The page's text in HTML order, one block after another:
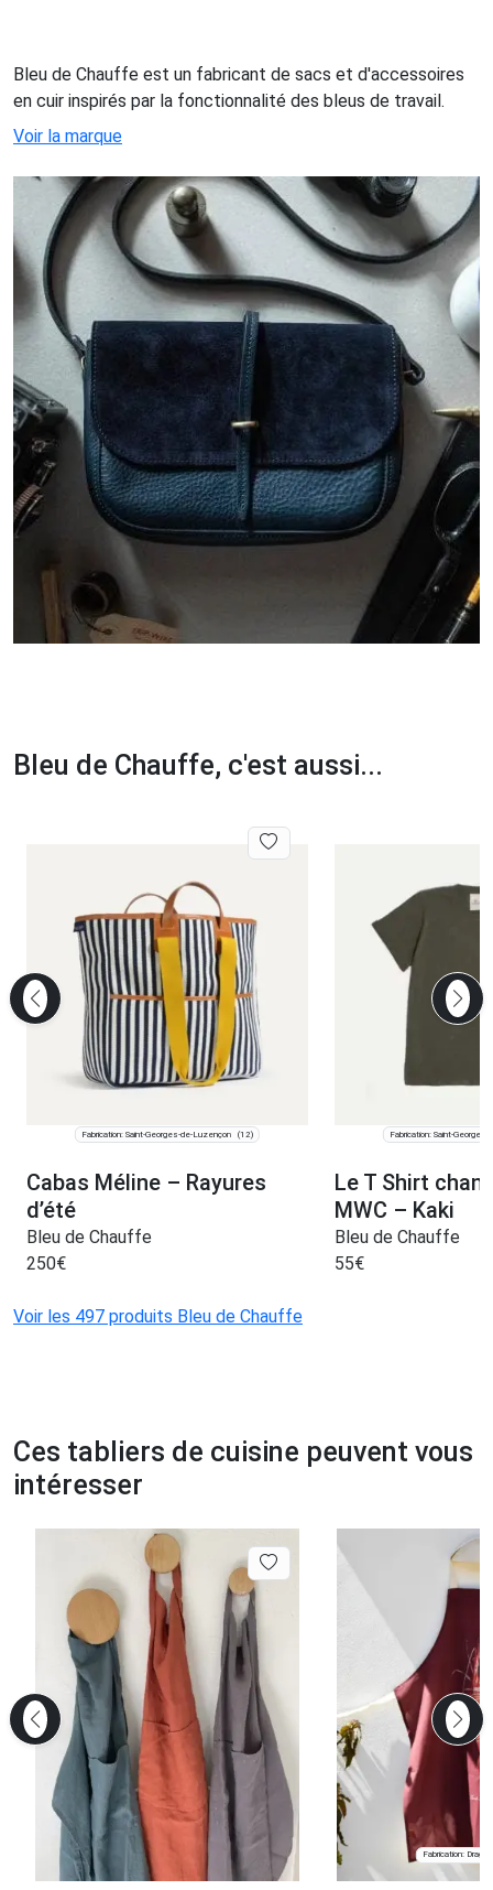
Bleu de Chauffe est un fabricant de sacs et d'accessoires
en cuir inspirés par la fonctionnalité des bleus de travail.
Voir la marque
Bleu de Chauffe, c'est aussi...
Fabrication: Saint-Georges-de-Luzençon (12)
Cabas Méline – Rayures
d’été
Bleu de Chauffe
250€
Fabrication: Saint-
Le T Shirt
MWC – Kaki
Bleu de Chauffe
55€
Voir les 497 produits Bleu de Chauffe
Ces tabliers de cuisine peuvent vous
intéresser
Fabrication: